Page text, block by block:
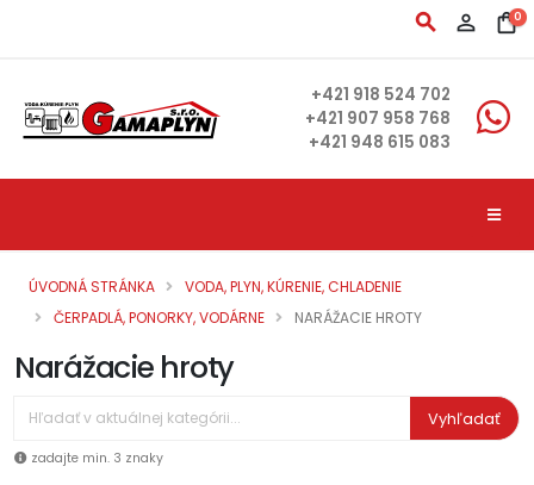
search person_outline shopping_bag0
+421 918 524 702
+421 907 958 768
+421 948 615 083
ÚVODNÁ STRÁNKA
VODA, PLYN, KÚRENIE, CHLADENIE
ČERPADLÁ, PONORKY, VODÁRNE
NARÁŽACIE HROTY
Narážacie hroty
Vyhľadať
zadajte min. 3 znaky